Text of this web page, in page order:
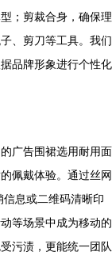
；剪裁合身，确保理
、剪刀等工具。我们
品牌形象进行个性化
广告围裙选用耐用面
佩戴体验。通过丝网
息或二维码清晰印
等场景中成为移动的
污渍，更能统一团队